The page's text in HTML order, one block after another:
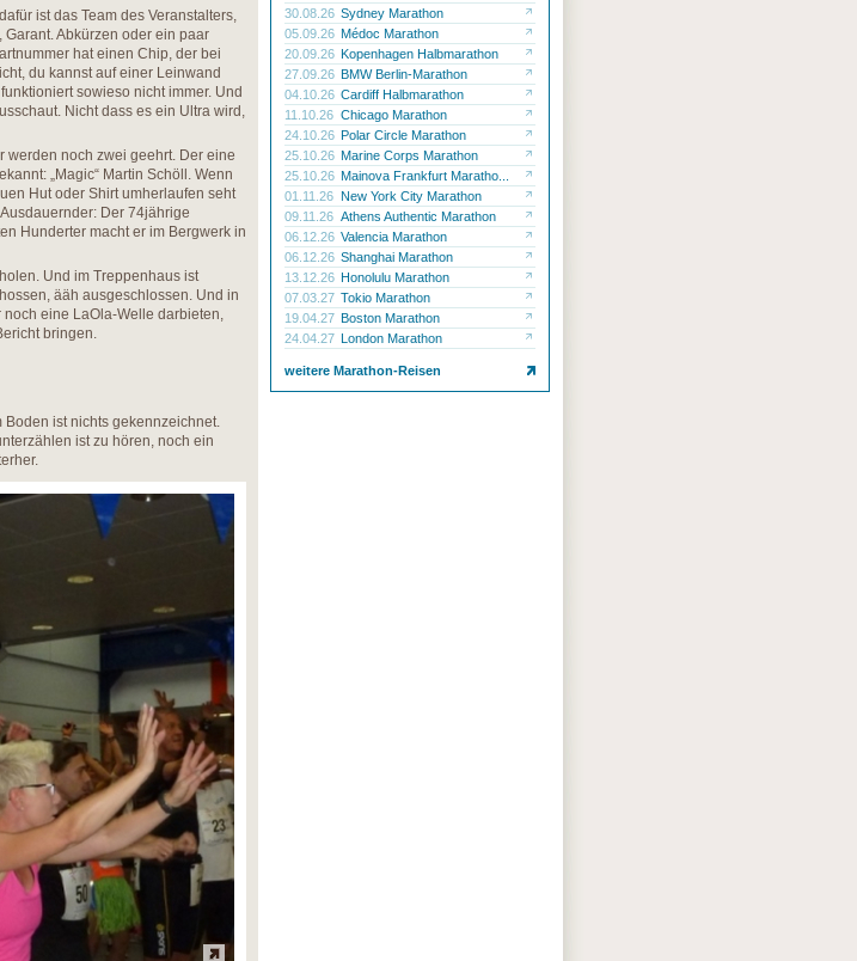
ist das Team des Veranstalters,
Abkürzen oder ein paar
hat einen Chip, der bei
du kannst auf einer Leinwand
sowieso nicht immer. Und
Nicht dass es ein Ultra wird,
werden noch zwei geehrt. Der eine
„Magic“ Martin Schöll. Wenn
Hut oder Shirt umherlaufen seht
Der 74jährige
Hunderter macht er im Bergwerk in
Und im Treppenhaus ist
ääh ausgeschlossen. Und in
eine LaOla-Welle darbieten,
bringen.
ist nichts gekennzeichnet.
ist zu hören, noch ein
30.08.26 Sydney Marathon
05.09.26 Médoc Marathon
20.09.26 Kopenhagen Halbmarathon
27.09.26 BMW Berlin-Marathon
04.10.26 Cardiff Halbmarathon
11.10.26 Chicago Marathon
24.10.26 Polar Circle Marathon
25.10.26 Marine Corps Marathon
25.10.26 Mainova Frankfurt Maratho...
01.11.26 New York City Marathon
09.11.26 Athens Authentic Marathon
06.12.26 Valencia Marathon
06.12.26 Shanghai Marathon
13.12.26 Honolulu Marathon
07.03.27 Tokio Marathon
19.04.27 Boston Marathon
24.04.27 London Marathon
weitere Marathon-Reisen